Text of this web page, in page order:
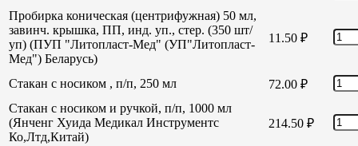
Пробирка коническая (центрифужная) 50 мл,
завинч. крышка, ПП, инд. уп., стер. (350 шт/
уп) (ПУП "Литопласт-Мед" (УП"Литопласт-
Мед") Беларусь)
11.50 ₽
Стакан с носиком , п/п, 250 мл 72.00 ₽
Стакан с носиком и ручкой, п/п, 1000 мл
(Янченг Хуида Медикал Инструментс
Ко,Лтд,Китай)
214.50 ₽